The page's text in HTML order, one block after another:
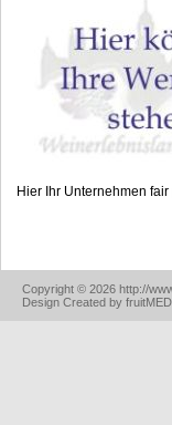
Hier Ihr Unternehmen
Copyright © 2026 http://
Design Created by